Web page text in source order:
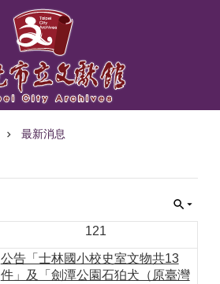
最新消息
121
公告「士林國小校史室文物共13
件」及「劍潭公園石狛犬（原臺灣